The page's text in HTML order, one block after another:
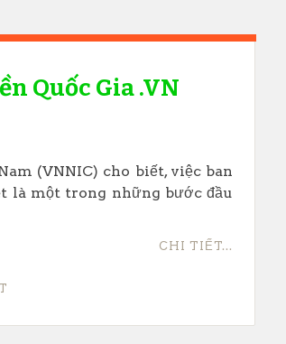
Quốc Gia .VN
(VNNIC) cho biết, việc ban
là một trong những bước đầu
CHI TIẾT...